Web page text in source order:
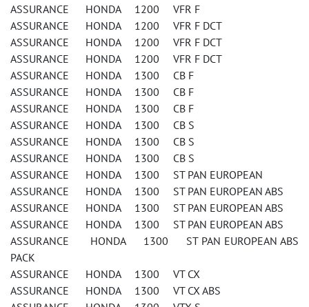
ASSURANCE HONDA 1200 VFR F
ASSURANCE HONDA 1200 VFR F DCT
ASSURANCE HONDA 1200 VFR F DCT
ASSURANCE HONDA 1200 VFR F DCT
ASSURANCE HONDA 1300 CB F
ASSURANCE HONDA 1300 CB F
ASSURANCE HONDA 1300 CB F
ASSURANCE HONDA 1300 CB S
ASSURANCE HONDA 1300 CB S
ASSURANCE HONDA 1300 CB S
ASSURANCE HONDA 1300 ST PAN EUROPEAN
ASSURANCE HONDA 1300 ST PAN EUROPEAN ABS
ASSURANCE HONDA 1300 ST PAN EUROPEAN ABS
ASSURANCE HONDA 1300 ST PAN EUROPEAN ABS
ASSURANCE HONDA 1300 ST PAN EUROPEAN ABS
PACK
ASSURANCE HONDA 1300 VT CX
ASSURANCE HONDA 1300 VT CX ABS